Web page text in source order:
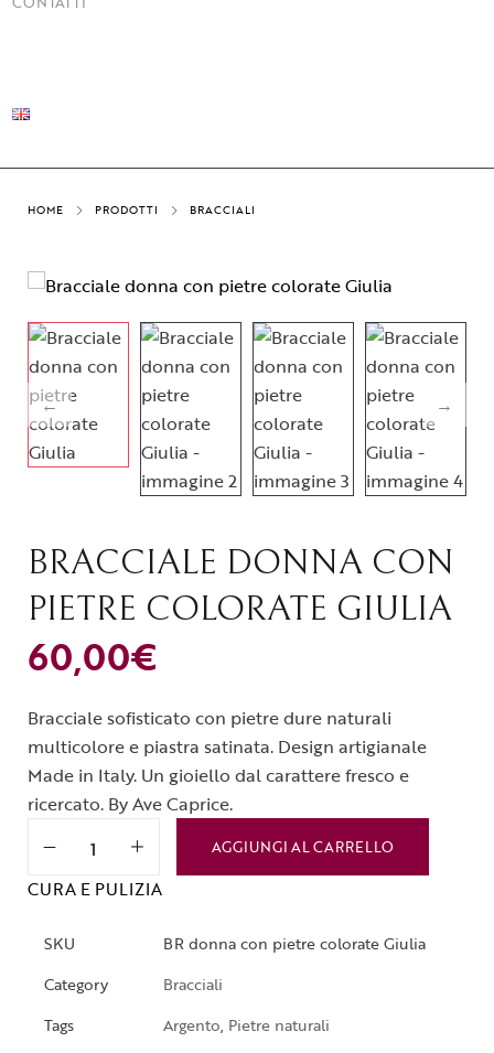
HOME PRODOTTI BRACCIALI
BRACCIALE DONNA CON
PIETRE COLORATE GIULIA
60,00€
Bracciale sofisticato con pietre dure naturali
multicolore e piastra satinata. Design artigianale
Made in Italy. Un gioiello dal carattere fresco e
ricercato. By Ave Caprice.
AGGIUNGI AL CARRELLO
CURA E PULIZIA
SKU
BR donna con pietre colorate Giulia
Category
Bracciali
Tags
Argento, Pietre naturali